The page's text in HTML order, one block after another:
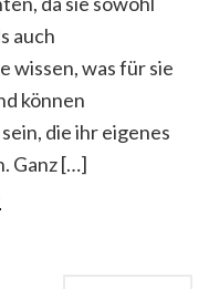
auch
wissen, was für sie
können
die ihr eigenes
Ganz […]